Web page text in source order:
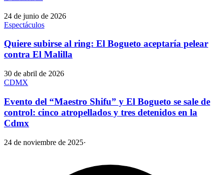
24 de junio de 2026
Espectáculos
Quiere subirse al ring: El Bogueto aceptaría pelear
contra El Malilla
30 de abril de 2026
CDMX
Evento del “Maestro Shifu” y El Bogueto se sale de
control: cinco atropellados y tres detenidos en la
Cdmx
24 de noviembre de 2025·